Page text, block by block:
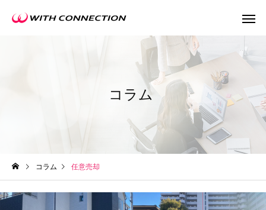
ウィズの利益還元
コラム
コラム 任意売却